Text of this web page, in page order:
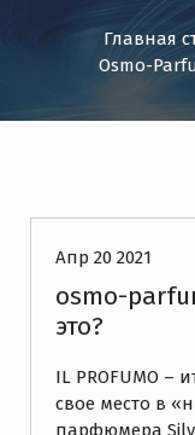
р
Главная
Osmo-
Апр 20 2021
osmo-
это?
IL PROFUMO –
свое место в
парфюмера